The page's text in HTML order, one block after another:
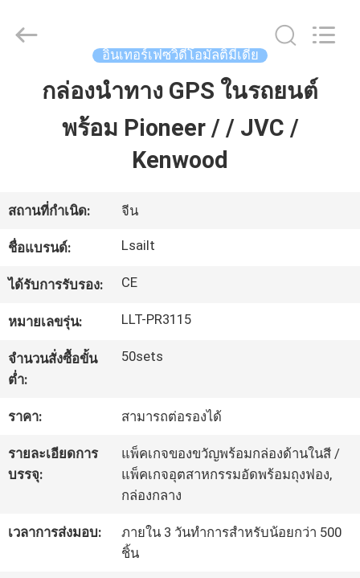
บ้าน
วิดีโอ
เกี่ยว
กับ
เรา
ทัวร์
โรงงาน
คุณภาพ
Automobile
Electron
อินเทอร์เฟซวิดีโอมัลติมีเดีย
กล่องนำทาง GPS ในรถยนต์
พร้อม Pioneer / / JVC /
Kenwood
สถานที่กำเนิด: จีน
ชื่อแบรนด์: Lsailt
ได้รับการรับรอง: CE
หมายเลขรุ่น: LLT-PR3115
จำนวนสั่งซื้อขั้น
ต่ำ:
50sets
ราคา: สามารถต่อรองได้
รายละเอียดการ
บรรจุ:
แพ็คเกจของขวัญพร้อมกล่องด้านในสี /
แพ็คเกจอุตสาหกรรมอัดพร้อมถุงฟอง,
กล่องกลาง
เวลาการส่งมอบ:
ภายใน 3 วันทำการสำหรับน้อยกว่า 500
ชิ้น